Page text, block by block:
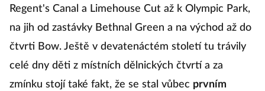
Regent's Canal a Limehouse Cut až k Olympic Park,
na jih od zastávky Bethnal Green a na východ až do
čtvrti Bow. Ještě v devatenáctém století tu trávily
celé dny děti z místních dělnických čtvrtí a za
zmínku stojí také fakt, že se stal vůbec prvním